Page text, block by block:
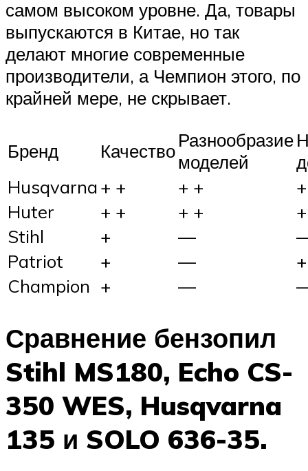
самом высоком уровне. Да, товары
выпускаются в Китае, но так
делают многие современные
производители, а Чемпион этого, по
крайней мере, не скрывает.
Бренд КачествоРазнообразие
моделей
Husqvarna+ + + +
Huter
+ + + +
Stihl
+ —
Patriot
+ —
+
Champion + —
Сравнение бензопил
Stihl MS180, Echo CS-
350 WES, Husqvarna
135 и SOLO 636-35.